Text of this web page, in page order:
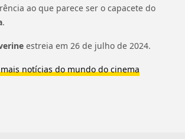
ao que parece ser o capacete do
.
estreia em 26 de julho de 2024.
notícias do mundo do cinema